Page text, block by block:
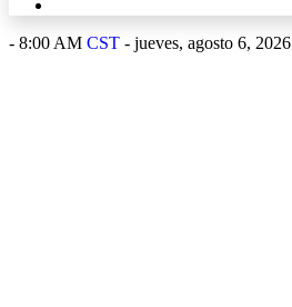
- 8:00 AM CST - jueves, agosto 6, 2026